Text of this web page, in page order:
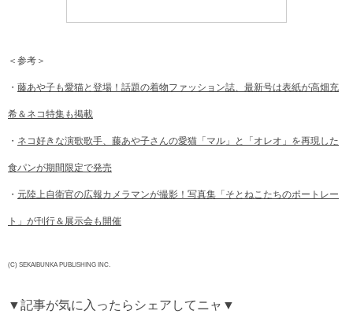
＜参考＞
・ 藤あや子も愛猫と登場！話題の着物ファッション誌、最新号は表紙が高畑充
希＆ネコ特集も掲載
・ ネコ好きな演歌歌手、藤あや子さんの愛猫「マル」と「オレオ」を再現した
食パンが期間限定で発売
・ 元陸上自衛官の広報カメラマンが撮影！写真集「そとねこたちのポートレー
ト」が刊行＆展示会も開催
(C) SEKAIBUNKA PUBLISHING INC.
▼記事が気に入ったらシェアしてニャ▼